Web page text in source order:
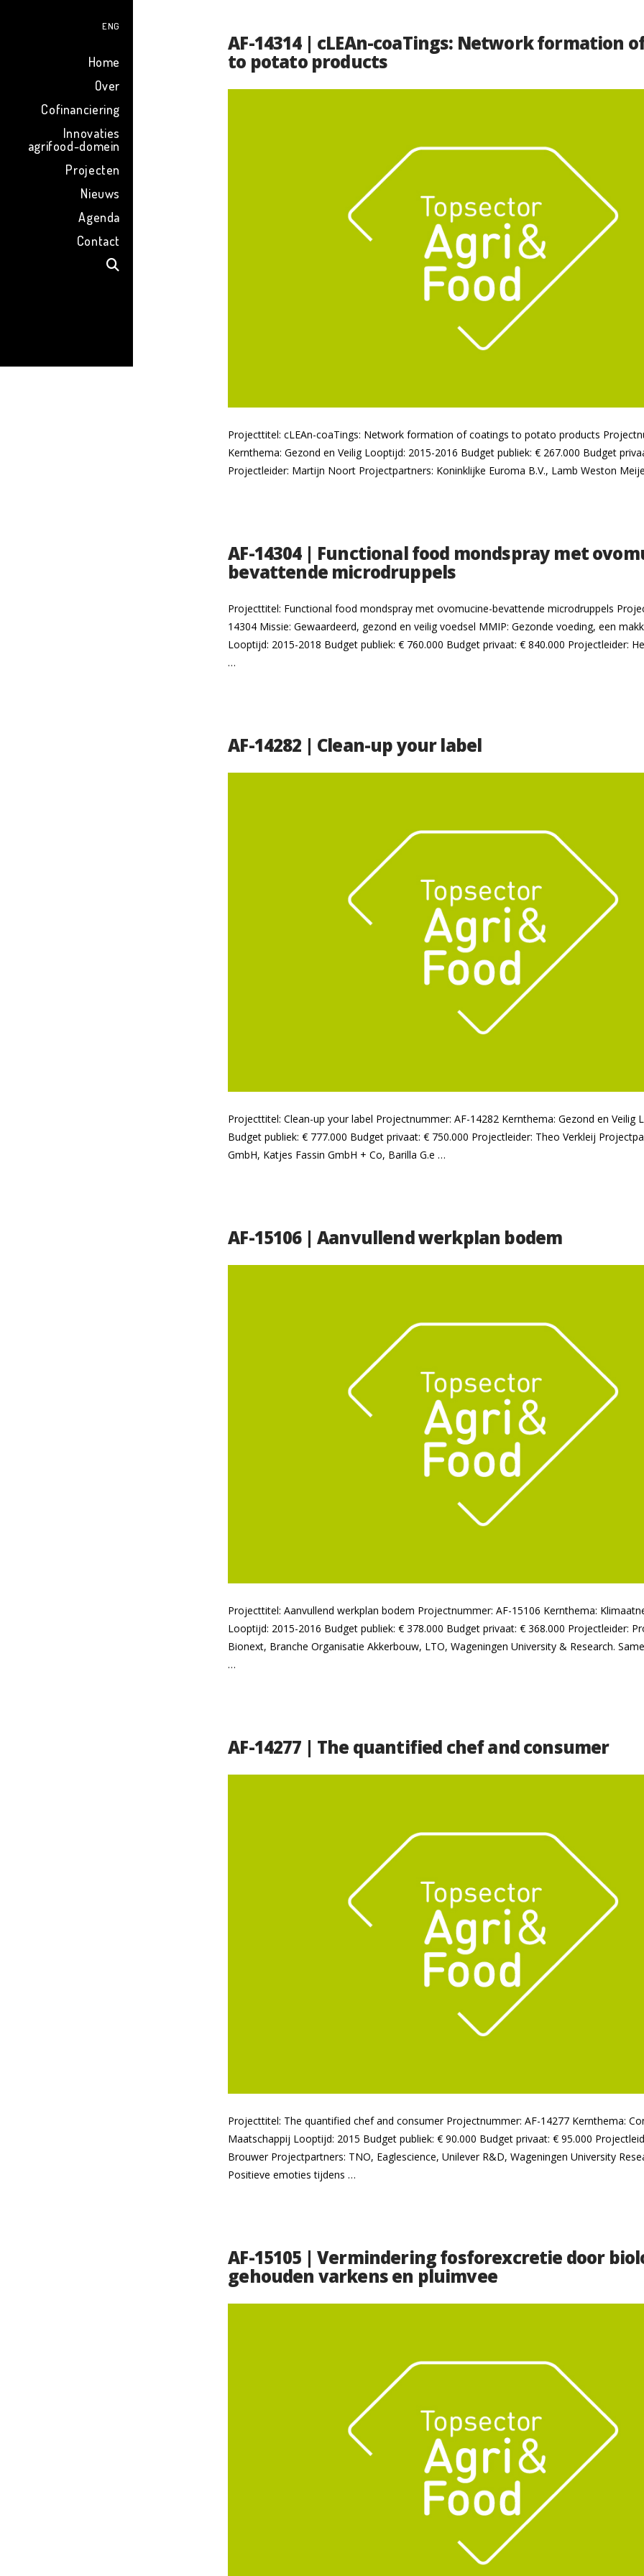
ENG
Home
Over
Cofinanciering
Innovaties
agrifood-domein
Projecten
Nieuws
Agenda
Contact
AF-14314 | cLEAn-coaTings: Network formation
to potato products
Projecttitel: cLEAn-coaTings: Network formation of coatings to potato products
Kernthema: Gezond en Veilig Looptijd: 2015-2016 Budget publiek: € 267.000 Budget
Projectleider: Martijn Noort Projectpartners: Koninklijke Euroma B.V., Lamb Weston
AF-14304 | Functional food mondspray met
bevattende microdruppels
Projecttitel: Functional food mondspray met ovomucine-bevattende microdruppels
14304 Missie: Gewaardeerd, gezond en veilig voedsel MMIP: Gezonde voeding, een
Looptijd: 2015-2018 Budget publiek: € 760.000 Budget privaat: € 840.000 Projectleider:
…
AF-14282 | Clean-up your label
Projecttitel: Clean-up your label Projectnummer: AF-14282 Kernthema: Gezond en Veilig
Budget publiek: € 777.000 Budget privaat: € 750.000 Projectleider: Theo Verkleij
GmbH, Katjes Fassin GmbH + Co, Barilla G.e …
AF-15106 | Aanvullend werkplan bodem
Projecttitel: Aanvullend werkplan bodem Projectnummer: AF-15106 Kernthema:
Looptijd: 2015-2016 Budget publiek: € 378.000 Budget privaat: € 368.000 Projectleider:
Bionext, Branche Organisatie Akkerbouw, LTO, Wageningen University & Research.
…
AF-14277 | The quantified chef and consumer
Projecttitel: The quantified chef and consumer Projectnummer: AF-14277 Kernthema:
Maatschappij Looptijd: 2015 Budget publiek: € 90.000 Budget privaat: € 95.000
Brouwer Projectpartners: TNO, Eaglescience, Unilever R&D, Wageningen University
Positieve emoties tijdens …
AF-15105 | Vermindering fosforexcretie door
gehouden varkens en pluimvee